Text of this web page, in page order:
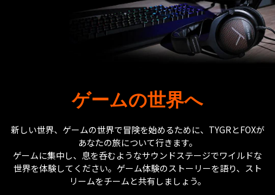
ゲームの世界へ
新しい世界、ゲームの世界で冒険を始めるために、TYGRとFOXが
あなたの旅について行きます。
ゲームに集中し、息を呑むようなサウンドステージでワイルドな
世界を体験してください。ゲーム体験のストーリーを語り、スト
リームをチームと共有しましょう。